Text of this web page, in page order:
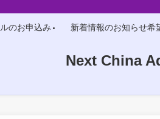
Next China
のお申込み 新着情報のお知らせ希